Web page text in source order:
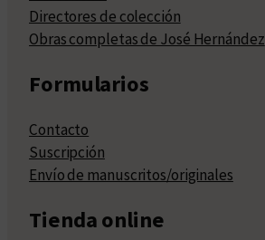
Directores de colección
Obras completas de José Hernández
Formularios
Contacto
Suscripción
Envío de manuscritos/originales
Tienda online